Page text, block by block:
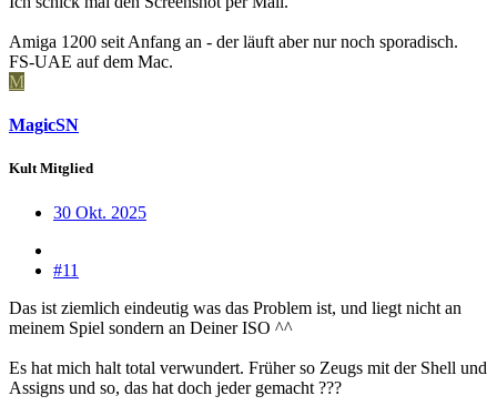
Amiga 1200 seit Anfang an - der läuft aber nur noch sporadisch.
FS-UAE auf dem Mac.
M
MagicSN
Kult Mitglied
30 Okt. 2025
#11
Das ist ziemlich eindeutig was das Problem ist, und liegt nicht an
meinem Spiel sondern an Deiner ISO ^^
Es hat mich halt total verwundert. Früher so Zeugs mit der Shell und
Assigns und so, das hat doch jeder gemacht ???